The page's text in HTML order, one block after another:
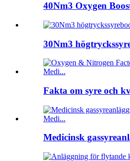
40Nm3 Oxygen
30Nm3
Fakta om syre och
Medicinsk